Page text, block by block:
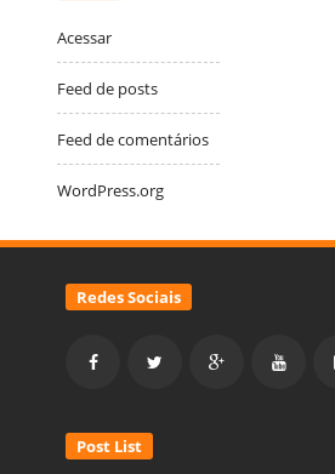
Acessar
Feed de posts
Feed de comentários
WordPress.org
Redes Sociais
Post List